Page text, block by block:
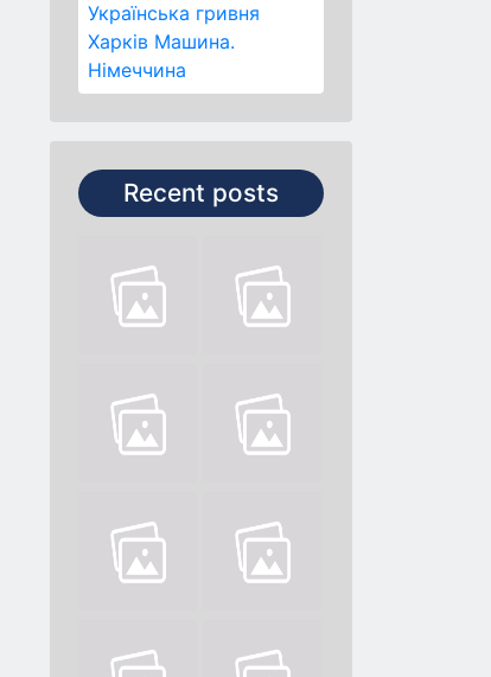
Українська гривня
Харків Машина.
Німеччина
Recent posts